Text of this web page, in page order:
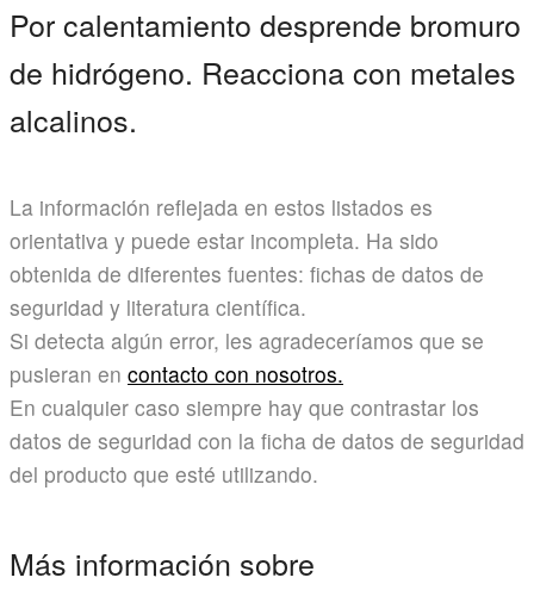
Por calentamiento desprende bromuro
de hidrógeno. Reacciona con metales
alcalinos.
La información reflejada en estos listados es
orientativa y puede estar incompleta. Ha sido
obtenida de diferentes fuentes: fichas de datos de
seguridad y literatura científica.
Si detecta algún error, les agradeceríamos que se
pusieran en contacto con nosotros.
En cualquier caso siempre hay que contrastar los
datos de seguridad con la ficha de datos de seguridad
del producto que esté utilizando.
Más información sobre